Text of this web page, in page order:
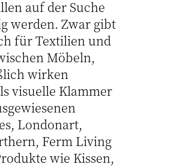
auf der Suche
werden. Zwar gibt
für Textilien und
Möbeln,
wirken
visuelle Klammer
Londonart,
Ferm Living
wie Kissen,